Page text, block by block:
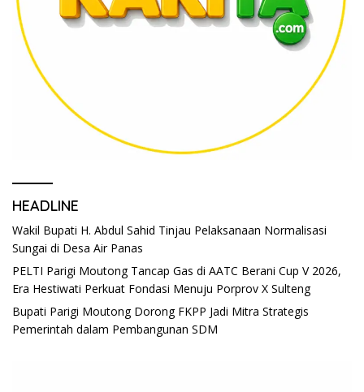
HEADLINE
Wakil Bupati H. Abdul Sahid Tinjau Pelaksanaan Normalisasi
Sungai di Desa Air Panas
PELTI Parigi Moutong Tancap Gas di AATC Berani Cup V 2026,
Era Hestiwati Perkuat Fondasi Menuju Porprov X Sulteng
Bupati Parigi Moutong Dorong FKPP Jadi Mitra Strategis
Pemerintah dalam Pembangunan SDM